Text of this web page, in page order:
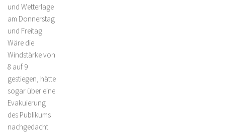
und Wetterlage
am Donnerstag
und Freitag.
Wäre die
Windstärke von
8 auf 9
gestiegen, hätte
sogar über eine
Evakuierung
des Publikums
nachgedacht